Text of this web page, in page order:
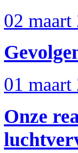
02 maart
01 maart
Onze